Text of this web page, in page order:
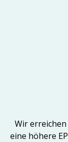
Wir
eine höhere